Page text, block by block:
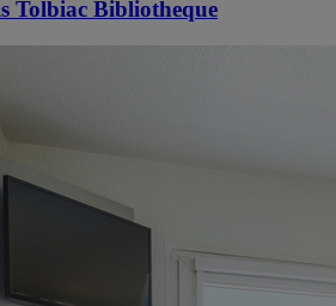
Tolbiac Bibliotheque